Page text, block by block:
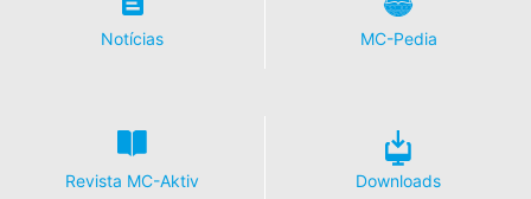
Notícias MC-Pedia
Revista MC-Aktiv Downloads